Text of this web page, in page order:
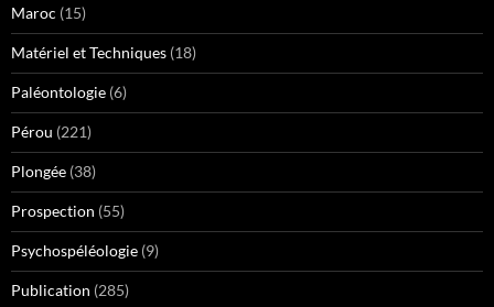
Maroc (15)
Matériel et Techniques (18)
Paléontologie (6)
Pérou (221)
Plongée (38)
Prospection (55)
Psychospéléologie (9)
Publication (285)